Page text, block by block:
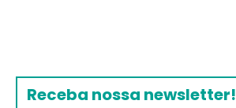
Receba nossa newsletter!